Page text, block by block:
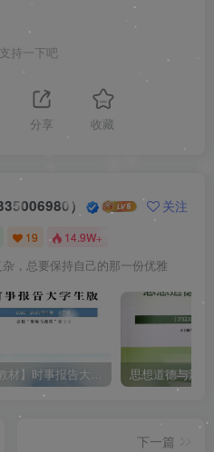
持一下吧
分享 收藏
） 关注
19 14.9W+
，总要保持自己的那一份优雅
【教材】时事报告大学生版（形式与政策）2025-2026学年度 上学期（秋季）电子版pdf
下一篇